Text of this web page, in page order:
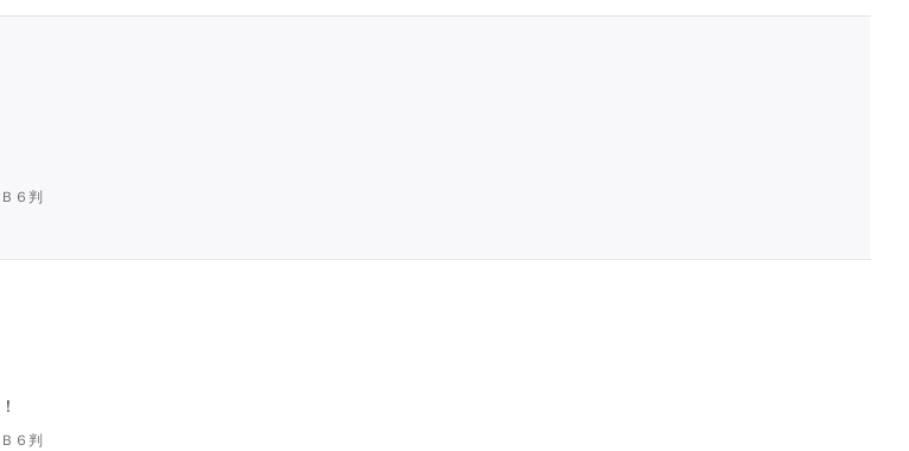
６判
６判